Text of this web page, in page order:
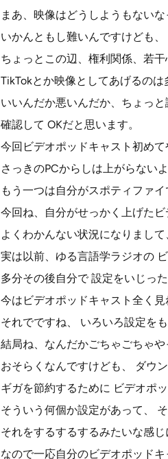
まあ、映像はどうしようもない
いかんともし難いんですけども
ちょっとこの辺、権利関係、若干
TikTokとか映像としてあげるの
いいんだか悪いんだか、ちょっ
確認して OKだと思います。
今回ビデオポッドキャスト初め
さっきのPCからしは上がらない
もう一つは自分がスポティファ
今回ね、自分がせっかく上げた
よくわかんない状況になりまし
実は以前、ゆる言語学ラジオの
多分その後自分で 設定をいじっ
今はビデオポッドキャスト全く
それでですね、 いろいろ設定を
結局ね、なんだかごちゃごちゃ
おそらくなんですけども、 ダウ
ギガを節約するために ビデオポ
そういう何個か設定があって、
それをするするするみたいな感
なので一応自分のビデオポッドキ